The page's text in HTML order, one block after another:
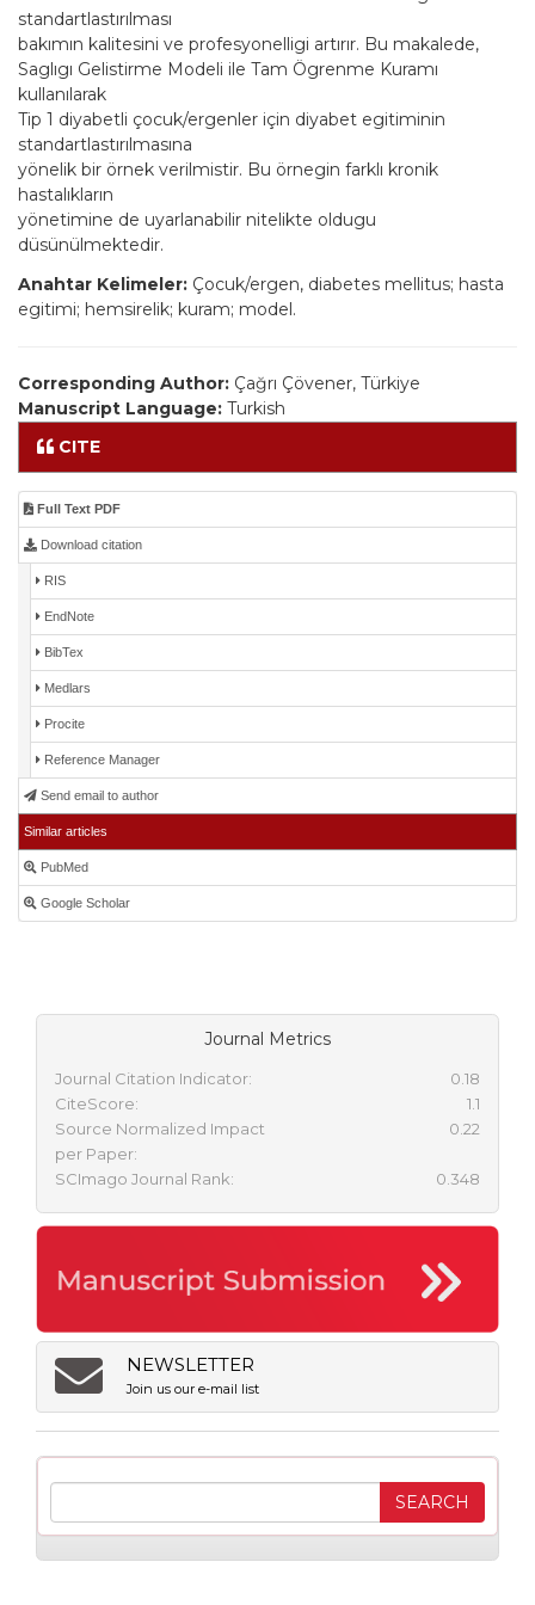
standartlastırılması
bakımın kalitesini ve profesyonelligi artırır. Bu makalede,
Saglıgı Gelistirme Modeli ile Tam Ögrenme Kuramı
kullanılarak
Tip 1 diyabetli çocuk/ergenler için diyabet egitiminin
standartlastırılmasına
yönelik bir örnek verilmistir. Bu örnegin farklı kronik
hastalıkların
yönetimine de uyarlanabilir nitelikte oldugu
düsünülmektedir.
Anahtar Kelimeler: Çocuk/ergen, diabetes mellitus; hasta
egitimi; hemsirelik; kuram; model.
Corresponding Author: Çağrı Çövener, Türkiye
Manuscript Language: Turkish
CITE
Full Text PDF
Download citation
RIS
EndNote
BibTex
Medlars
Procite
Reference Manager
Send email to author
Similar articles
PubMed
Google Scholar
Journal Metrics
Journal Citation Indicator:
0.18
CiteScore:
1.1
Source Normalized Impact
per Paper:
0.22
SCImago Journal Rank: 0.348
NEWSLETTER
Join us our e-mail list